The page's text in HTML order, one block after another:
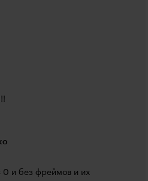
0 и без фреймов и их